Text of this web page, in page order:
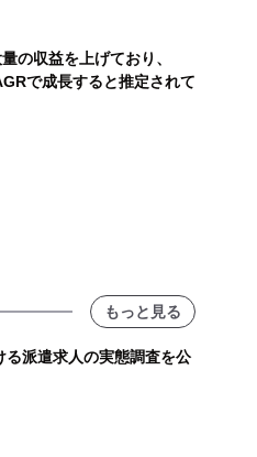
の収益を上げており、
で成長すると推定されて
もっと見る
派遣求人の実態調査を公